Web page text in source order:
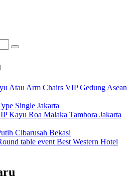
Search
Atau Arm Chairs VIP Gedung Asean
Single Jakarta
Kayu Roa Malaka Tambora Jakarta
Cibarusah Bekasi
table event Best Western Hotel